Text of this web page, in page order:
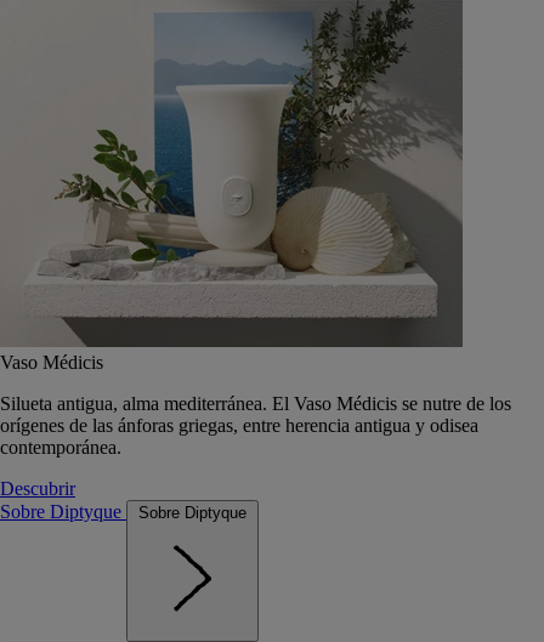
Vaso Médicis
Silueta antigua, alma mediterránea. El Vaso Médicis se nutre de los
orígenes de las ánforas griegas, entre herencia antigua y odisea
contemporánea.
Descubrir
Sobre Diptyque
Sobre Diptyque